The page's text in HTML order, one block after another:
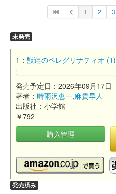
1 2 3
未発売
1： 獣達のペレグリナティオ (1)
発売予定日：2026年09月17日
著者： 時雨沢恵一,麻貴早人
出版社：小学館
￥792
購入管理
発売済み